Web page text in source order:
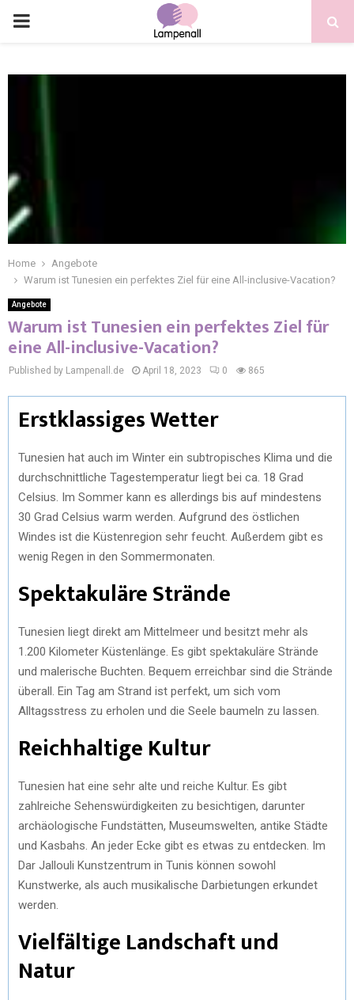
Home
Angebote
Warum ist Tunesien ein perfektes Ziel für eine All-inclusive-Vacation?
Angebote
Warum ist Tunesien ein perfektes Ziel für
eine All-inclusive-Vacation?
Published by Lampenall.de April 18, 2023 0 865
Erstklassiges Wetter
Tunesien hat auch im Winter ein subtropisches Klima und die
durchschnittliche Tagestemperatur liegt bei ca. 18 Grad
Celsius. Im Sommer kann es allerdings bis auf mindestens
30 Grad Celsius warm werden. Aufgrund des östlichen
Windes ist die Küstenregion sehr feucht. Außerdem gibt es
wenig Regen in den Sommermonaten.
Spektakuläre Strände
Tunesien liegt direkt am Mittelmeer und besitzt mehr als
1.200 Kilometer Küstenlänge. Es gibt spektakuläre Strände
und malerische Buchten. Bequem erreichbar sind die Strände
überall. Ein Tag am Strand ist perfekt, um sich vom
Alltagsstress zu erholen und die Seele baumeln zu lassen.
Reichhaltige Kultur
Tunesien hat eine sehr alte und reiche Kultur. Es gibt
zahlreiche Sehenswürdigkeiten zu besichtigen, darunter
archäologische Fundstätten, Museumswelten, antike Städte
und Kasbahs. An jeder Ecke gibt es etwas zu entdecken. Im
Dar Jallouli Kunstzentrum in Tunis können sowohl
Kunstwerke, als auch musikalische Darbietungen erkundet
werden.
Vielfältige Landschaft und
Natur